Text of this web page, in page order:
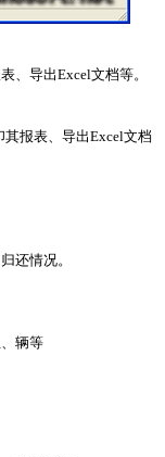
、导出Excel文档等。
报表、导出Excel文档
还情况。
辆等